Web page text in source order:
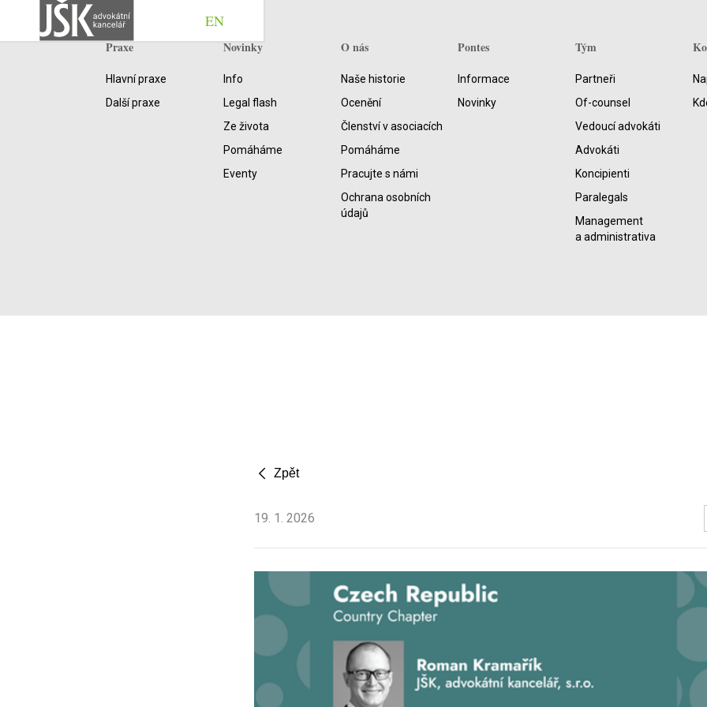
EN
Praxe
Hlavní praxe
Další praxe
Novinky
Info
Legal flash
Ze života
Pomáháme
Eventy
O nás
Naše historie
Ocenění
Členství v asociacích
Pomáháme
Pracujte s námi
Ochrana osobních
údajů
Pontes
Informace
Novinky
Tým
Partneři
Of-counsel
Vedoucí advokáti
Advokáti
Koncipienti
Paralegals
Management
a administrativa
Zpět
19. 1 . 2026